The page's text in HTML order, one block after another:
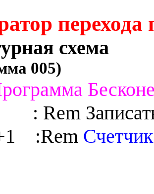
перехода
схема
005)
: Rem
:Rem Счетчик